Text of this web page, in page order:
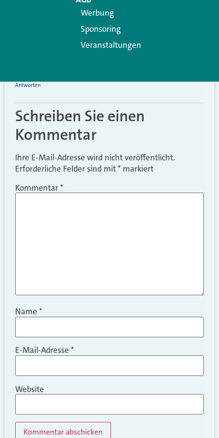
angestrebten Ruhestandsbeginn notwendig und auch
die Klarheit über die persönlichen Ausgaben in diesem
Lebensabschnitt. Ohne fachkundige Beratung wird dabei
aber kaum jemand schlau. In der Folge unterschätzen
viele die Risiken bis sie eintreten. Im Artikel ist zudem die
Antworten
Schreiben Sie einen
Kommentar
Ihre E-Mail-Adresse wird nicht veröffentlicht.
Erforderliche Felder sind mit* markiert
Kommentar*
Name *
E-Mail-Adresse *
Website
Werbung
Sponsoring
Veranstaltungen